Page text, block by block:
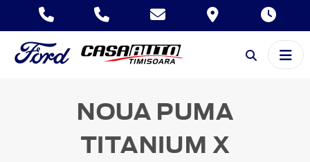
NOUA PUMA
TITANIUM X